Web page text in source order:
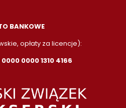
BANKOWE
opłaty za licencje):
0000 1310 4166